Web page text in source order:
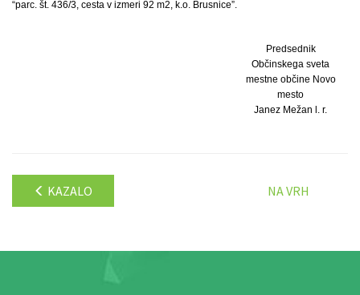
“parc. št. 436/3, cesta v izmeri 92 m2, k.o. Brusnice”.
Predsednik
Občinskega sveta
mestne občine Novo
mesto
Janez Mežan l. r.
KAZALO NA VRH